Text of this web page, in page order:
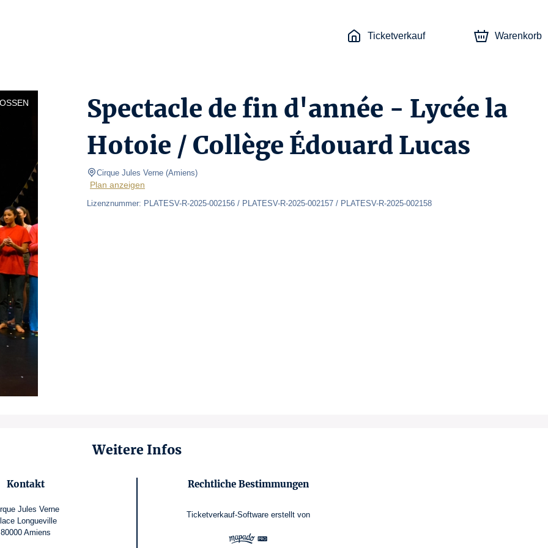
Ticketverkauf Warenkorb
Spectacle de fin d'année - Lycée la
Hotoie / Collège Édouard Lucas
Cirque Jules Verne (Amiens)
Plan anzeigen
Lizenznummer: PLATESV-R-2025-002156 / PLATESV-R-2025-002157 / PLATESV-R-2025-002158
Weitere Infos
Kontakt
Jules Verne
Longueville
80000 Amiens
Rechtliche Bestimmungen
Ticketverkauf-Software erstellt von